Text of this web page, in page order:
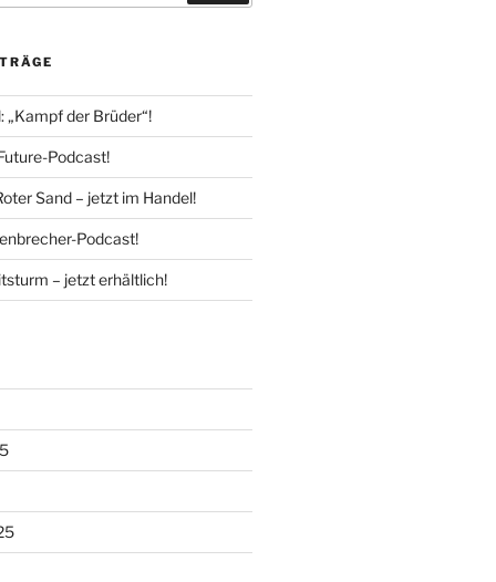
„Kampf der Brüder“!
Podcast!
Sand – jetzt im Handel!
Podcast!
– jetzt erhältlich!